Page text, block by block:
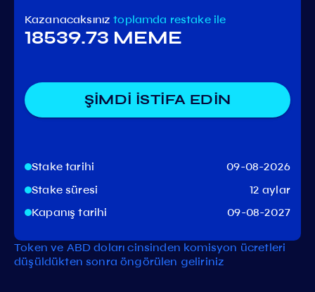
Kazanacaksınız toplamda restake ile
18539.73 MEME
ŞİMDİ İSTİFA EDİN
Stake tarihi
09-08-2026
Stake süresi
12 aylar
Kapanış tarihi
09-08-2027
Token ve ABD doları cinsinden komisyon ücretleri
düşüldükten sonra öngörülen geliriniz